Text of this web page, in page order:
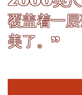
覆盖着一
美了。”